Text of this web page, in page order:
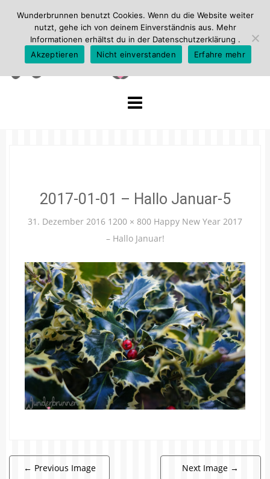
2017-01-01 – Hallo Januar-5
31. Dezember 2016 1200 × 800 Happy New Year 2017
– Hallo Januar!
← Previous Image Next Image →
Wunderbrunnen benutzt Cookies. Wenn du die Website weiter
nutzt, gehe ich von deinem Einverständnis aus. Mehr
Informationen erhältst du in der Datenschutzerklärung .
Akzeptieren
Nicht einverstanden Erfahre mehr